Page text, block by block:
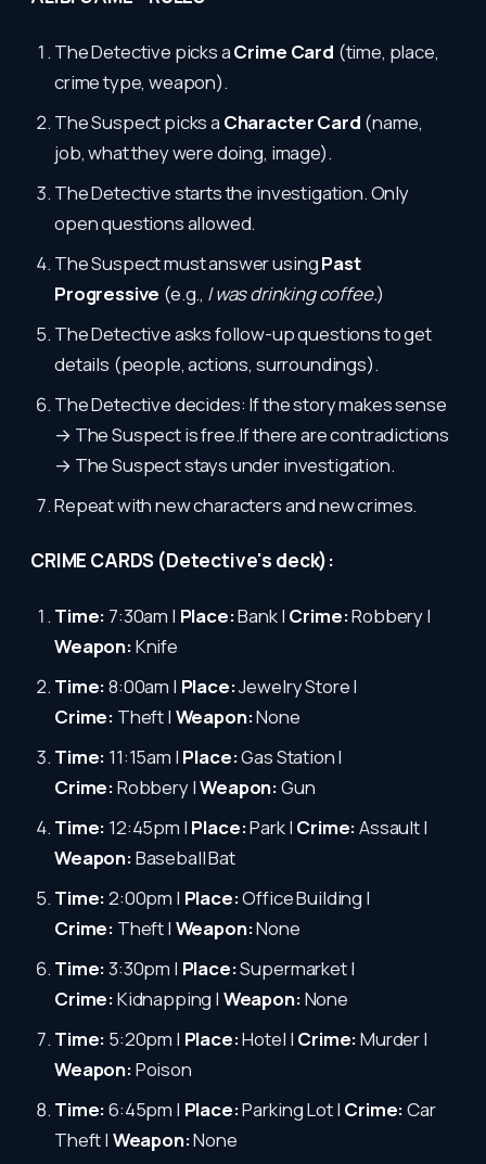
The Detective picks aCrime Card (time, place,
crime type, weapon).
The Suspect picks a Character Card (name,
job, what they were doing, image).
The Detective starts the investigation. Only
open questions allowed.
The Suspect must answer usingPast
Progressive (e.g., I was drinking coffee.)
The Detective asks follow-up questions to get
details (people, actions, surroundings).
The Detective decides: If the story makes sense
→ The Suspect is free.If there are contradictions
→ The Suspect stays under investigation.
Repeat with new characters and new crimes.
CRIME CARDS (Detective's deck):
Time: 7:30am | Place:Bank | Crime:Robbery |
Weapon:Knife
Time:8:00am | Place:Jewelry Store |
Crime: Theft | Weapon:None
Time: 11:15am | Place:Gas Station |
Crime:Robbery |Weapon:Gun
Time: 12:45pm | Place:Park | Crime:Assault |
Weapon:Baseball Bat
Time:2:00pm | Place:Office Building |
Crime: Theft | Weapon:None
Time:3:30pm | Place:Supermarket |
Crime:Kidnapping | Weapon:None
Time: 5:20pm | Place:Hotel | Crime:Murder |
Weapon:Poison
Time:6:45pm | Place:Parking Lot | Crime:Car
Theft | Weapon:None